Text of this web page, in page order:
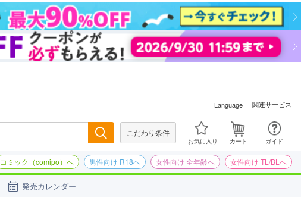
Language 関連サービス
こだわり条件
お気に入り カート ガイド
コミック（comipo）へ 男性向け R18へ 女性向け 全年齢へ 女性向け TL/BLへ
発売カレンダー